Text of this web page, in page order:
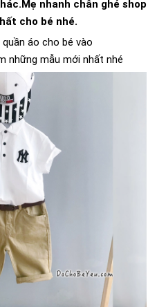
nhanh chân ghé shop
cho bé nhé.
áo cho bé vào
những mẫu mới nhất nhé